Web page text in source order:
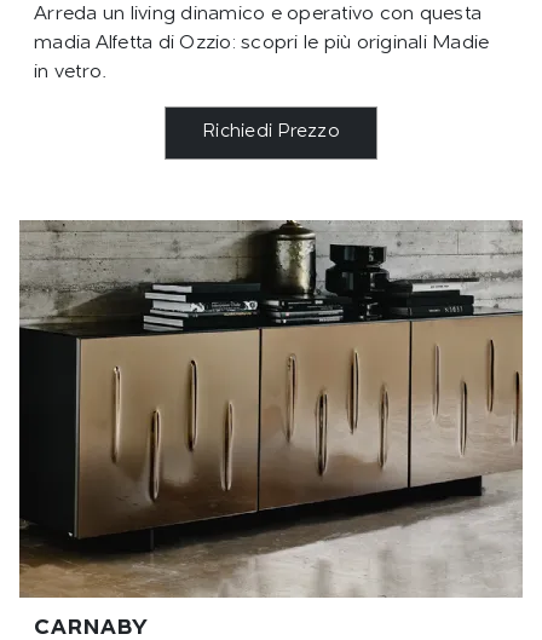
Arreda un living dinamico e operativo con questa
madia Alfetta di Ozzio: scopri le più originali Madie
in vetro.
Richiedi Prezzo
CARNABY